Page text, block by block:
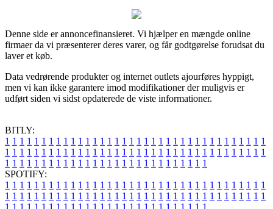
Denne side er annoncefinansieret. Vi hjælper en mængde online
firmaer da vi præsenterer deres varer, og får godtgørelse forudsat du
laver et køb.
Data vedrørende produkter og internet outlets ajourføres hyppigt,
men vi kan ikke garantere imod modifikationer der muligvis er
udført siden vi sidst opdaterede de viste informationer.
BITLY:
1 1 1 1 1 1 1 1 1 1 1 1 1 1 1 1 1 1 1 1 1 1 1 1 1 1 1 1 1 1 1 1 1 1 1 1
1 1 1 1 1 1 1 1 1 1 1 1 1 1 1 1 1 1 1 1 1 1 1 1 1 1 1 1 1 1 1 1 1 1 1 1
1 1 1 1 1 1 1 1 1 1 1 1 1 1 1 1 1 1 1 1 1 1 1 1 1 1 1 1
SPOTIFY:
1 1 1 1 1 1 1 1 1 1 1 1 1 1 1 1 1 1 1 1 1 1 1 1 1 1 1 1 1 1 1 1 1 1 1 1
1 1 1 1 1 1 1 1 1 1 1 1 1 1 1 1 1 1 1 1 1 1 1 1 1 1 1 1 1 1 1 1 1 1 1 1
1 1 1 1 1 1 1 1 1 1 1 1 1 1 1 1 1 1 1 1 1 1 1 1 1 1 1 1